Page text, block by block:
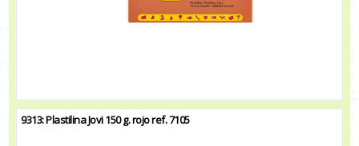
9313: Plastilina Jovi 150 g. rojo ref. 7105